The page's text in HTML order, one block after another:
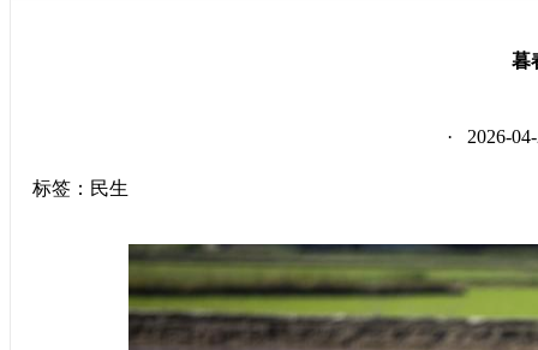
暮
· 2026-
标签：民生